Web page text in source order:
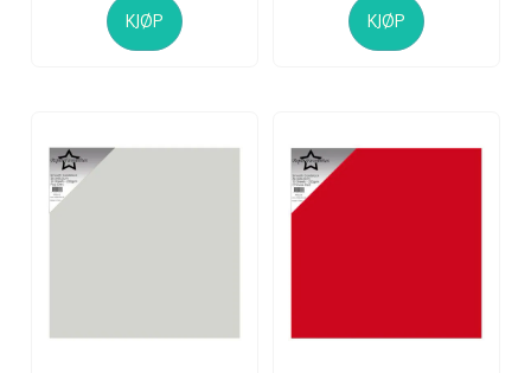
KJØP KJØP